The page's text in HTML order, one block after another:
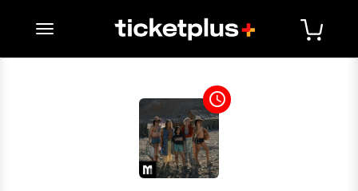
desplegar navegación
access_time